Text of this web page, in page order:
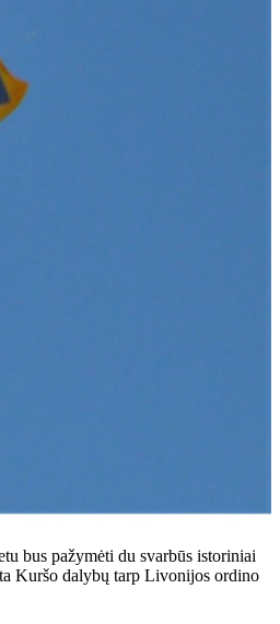
bus pažymėti du svarbūs istoriniai
Kuršo dalybų tarp Livonijos ordino